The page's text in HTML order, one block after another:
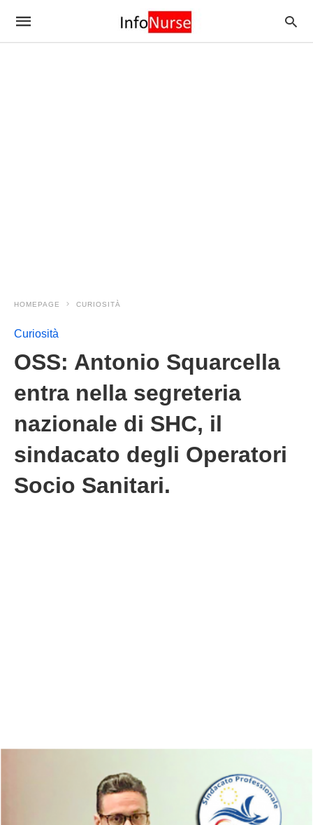
HOMEPAGE CURIOSITÀ
Curiosità
OSS: Antonio Squarcella
entra nella segreteria
nazionale di SHC, il
sindacato degli Operatori
Socio Sanitari.